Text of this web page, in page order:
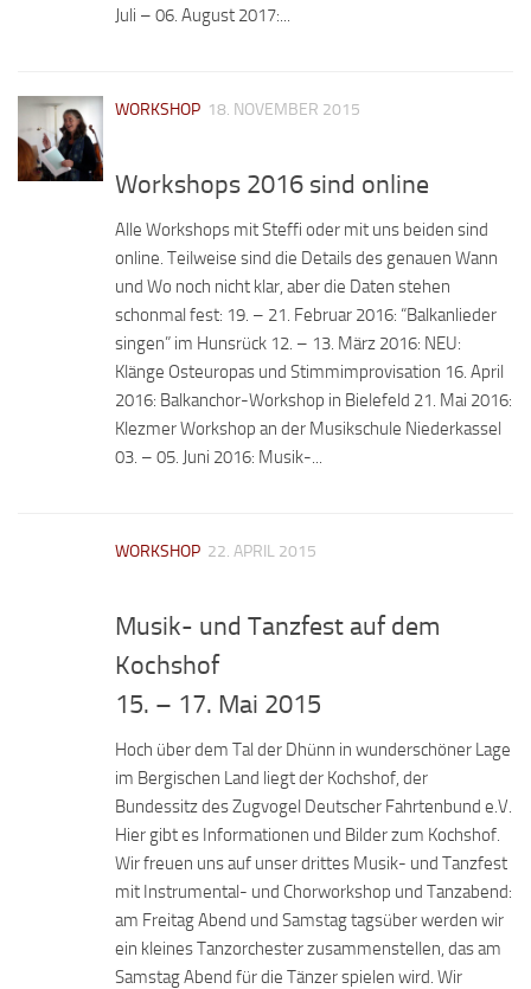
Juli – 06. August 2017:...
WORKSHOP 18. NOVEMBER 2015
Workshops 2016 sind online
Alle Workshops mit Steffi oder mit uns beiden sind
online. Teilweise sind die Details des genauen Wann
und Wo noch nicht klar, aber die Daten stehen
schonmal fest: 19. – 21. Februar 2016: “Balkanlieder
singen” im Hunsrück 12. – 13. März 2016: NEU:
Klänge Osteuropas und Stimmimprovisation 16. April
2016: Balkanchor-Workshop in Bielefeld 21. Mai 2016:
Klezmer Workshop an der Musikschule Niederkassel
03. – 05. Juni 2016: Musik-...
WORKSHOP 22. APRIL 2015
Musik- und Tanzfest auf dem
Kochshof
15. – 17. Mai 2015
Hoch über dem Tal der Dhünn in wunderschöner Lage
im Bergischen Land liegt der Kochshof, der
Bundessitz des Zugvogel Deutscher Fahrtenbund e.V.
Hier gibt es Informationen und Bilder zum Kochshof.
Wir freuen uns auf unser drittes Musik- und Tanzfest
mit Instrumental- und Chorworkshop und Tanzabend:
am Freitag Abend und Samstag tagsüber werden wir
ein kleines Tanzorchester zusammenstellen, das am
Samstag Abend für die Tänzer spielen wird. Wir